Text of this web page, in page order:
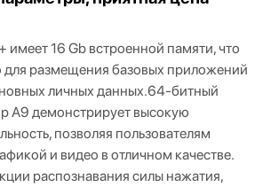
имеет 16 Gb встроенной памяти, что
для размещения базовых приложений
личных данных.64-битный
А9 демонстрирует высокую
позволяя пользователям
и видео в отличном качестве.
распознавания силы нажатия,